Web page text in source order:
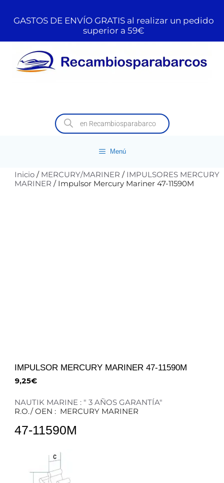
GASTOS DE ENVÍO GRATIS al realizar un pedido
superior a 59€
Menú
Inicio / MERCURY/MARINER / IMPULSORES MERCURY
MARINER / Impulsor Mercury Mariner 47-11590M
IMPULSOR MERCURY MARINER 47-11590M
9,25€
NAUTIK MARINE : " 3 AÑOS GARANTÍA"
R.O./ OEN : MERCURY MARINER
47-11590M